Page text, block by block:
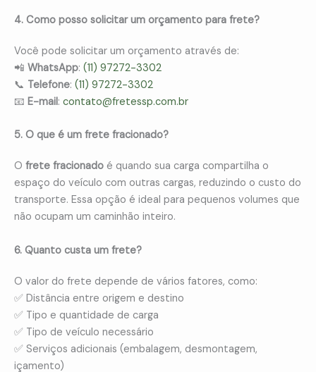
4. Como posso solicitar um orçamento para frete?
Você pode solicitar um orçamento através de:
📲 WhatsApp: (11) 97272-3302
📞 Telefone: (11) 97272-3302
📧 E-mail: contato@fretessp.com.br
5. O que é um frete fracionado?
O frete fracionado é quando sua carga compartilha o
espaço do veículo com outras cargas, reduzindo o custo do
transporte. Essa opção é ideal para pequenos volumes que
não ocupam um caminhão inteiro.
6. Quanto custa um frete?
O valor do frete depende de vários fatores, como:
✅ Distância entre origem e destino
✅ Tipo e quantidade de carga
✅ Tipo de veículo necessário
✅ Serviços adicionais (embalagem, desmontagem,
içamento)